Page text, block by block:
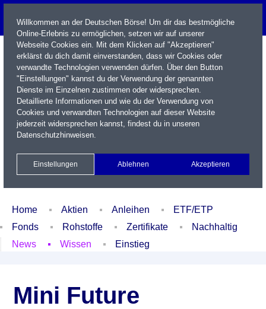
Name / WKN / ISIN / Kürzel
Xetra Realtime
Watchlist Portfolio Login
Home Aktien Anleihen
ETF/ETP
Fonds
Rohstoffe Zertifikate
Nachhaltig
News
Wissen Einstieg
Mini Future
Willkommen an der Deutschen Börse! Um dir das bestmögliche
Online-Erlebnis zu ermöglichen, setzen wir auf unserer
Webseite Cookies ein. Mit dem Klicken auf "Akzeptieren"
erklärst du dich damit einverstanden, dass wir Cookies oder
verwandte Technologien verwenden dürfen. Über den Button
"Einstellungen" kannst du der Verwendung der genannten
Dienste im Einzelnen zustimmen oder widersprechen.
Detaillierte Informationen und wie du der Verwendung von
Cookies und verwandten Technologien auf dieser Website
jederzeit widersprechen kannst, findest du in unseren
Datenschutzhinweisen.
Einstellungen Ablehnen Akzeptieren